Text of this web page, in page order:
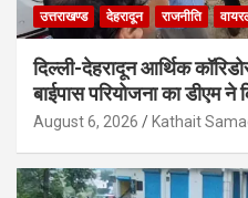
उत्तराखण्ड देहरादून राजनीति
दिल्ली-देहरादून आर्थिक
बाईपास परियोजना का डीएम ने
August 6, 2026 Kathait